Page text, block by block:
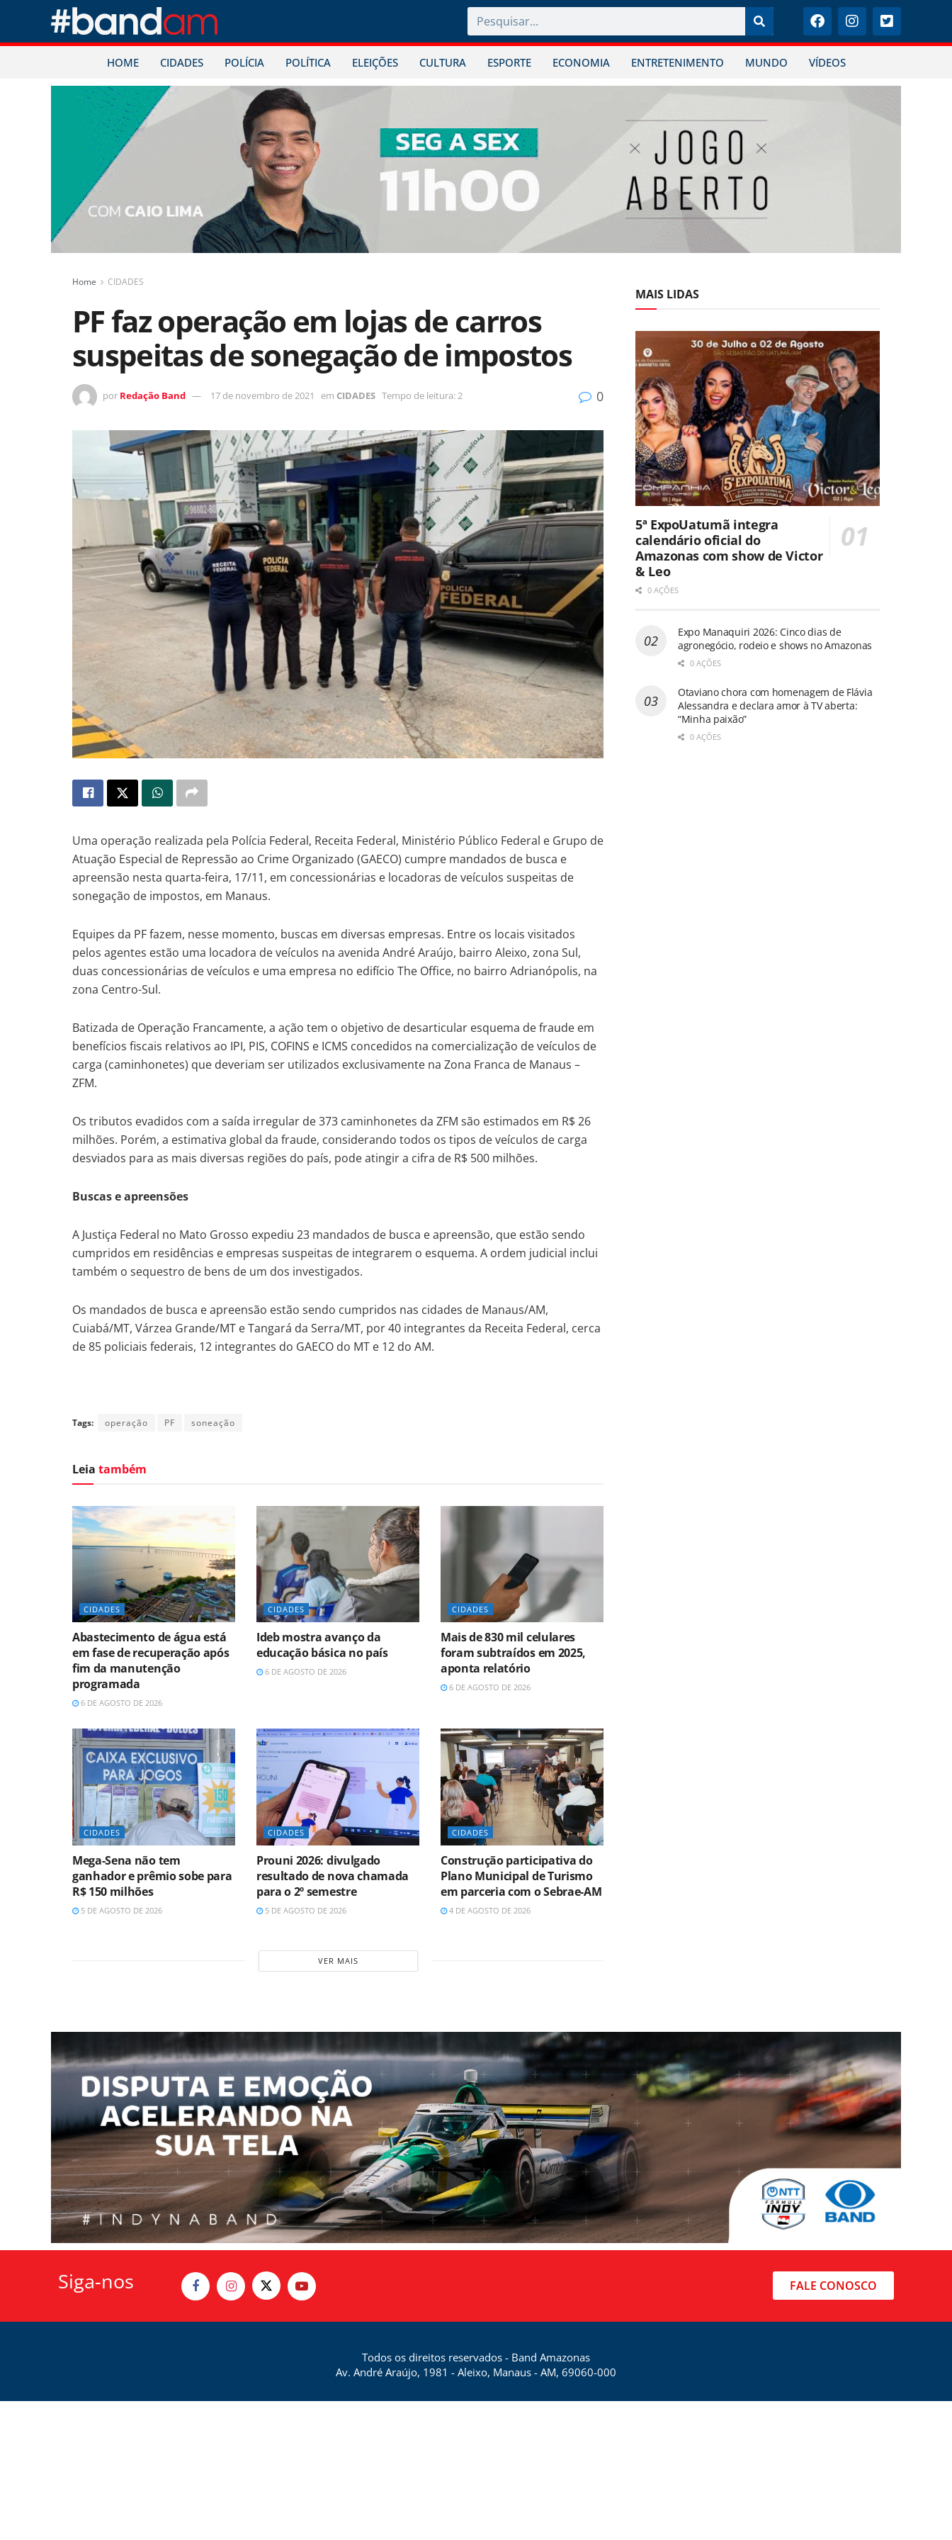
HOME CIDADES POLÍCIA POLÍTICA ELEIÇÕES CULTURA ESPORTE ECONOMIA ENTRETENIMENTO MUNDO VÍDEOS
Home CIDADES
PF faz operação em lojas de carros
suspeitas de sonegação de impostos
por Redação Band 17 de novembro de 2021 em CIDADES Tempo de leitura: 2 0
Uma operação realizada pela Polícia Federal, Receita Federal, Ministério Público Federal e Grupo de
Atuação Especial de Repressão ao Crime Organizado (GAECO) cumpre mandados de busca e
apreensão nesta quarta-feira, 17/11, em concessionárias e locadoras de veículos suspeitas de
sonegação de impostos, em Manaus.
Equipes da PF fazem, nesse momento, buscas em diversas empresas. Entre os locais visitados
pelos agentes estão uma locadora de veículos na avenida André Araújo, bairro Aleixo, zona Sul,
duas concessionárias de veículos e uma empresa no edifício The Office, no bairro Adrianópolis, na
zona Centro-Sul.
Batizada de Operação Francamente, a ação tem o objetivo de desarticular esquema de fraude em
benefícios fiscais relativos ao IPI, PIS, COFINS e ICMS concedidos na comercialização de veículos de
carga (caminhonetes) que deveriam ser utilizados exclusivamente na Zona Franca de Manaus –
ZFM.
Os tributos evadidos com a saída irregular de 373 caminhonetes da ZFM são estimados em R$ 26
milhões. Porém, a estimativa global da fraude, considerando todos os tipos de veículos de carga
desviados para as mais diversas regiões do país, pode atingir a cifra de R$ 500 milhões.
Buscas e apreensões
A Justiça Federal no Mato Grosso expediu 23 mandados de busca e apreensão, que estão sendo
cumpridos em residências e empresas suspeitas de integrarem o esquema. A ordem judicial inclui
também o sequestro de bens de um dos investigados.
Os mandados de busca e apreensão estão sendo cumpridos nas cidades de Manaus/AM,
Cuiabá/MT, Várzea Grande/MT e Tangará da Serra/MT, por 40 integrantes da Receita Federal, cerca
de 85 policiais federais, 12 integrantes do GAECO do MT e 12 do AM.
Tags: operação PF soneação
Leia também
CIDADES
Abastecimento de água está
em fase de recuperação após
fim da manutenção
programada
6 DE AGOSTO DE 2026
CIDADES
Ideb mostra avanço da
educação básica no país
6 DE AGOSTO DE 2026
CIDADES
Mais de 830 mil celulares
foram subtraídos em 2025,
aponta relatório
6 DE AGOSTO DE 2026
CIDADES
Mega-Sena não tem
ganhador e prêmio sobe para
R$ 150 milhões
5 DE AGOSTO DE 2026
CIDADES
Prouni 2026: divulgado
resultado de nova chamada
para o 2º semestre
5 DE AGOSTO DE 2026
CIDADES
Construção participativa do
Plano Municipal de Turismo
em parceria com o Sebrae-AM
4 DE AGOSTO DE 2026
VER MAIS
MAIS LIDAS
5ª ExpoUatumã integra
calendário oficial do
Amazonas com show de Victor
& Leo
0 AÇÕES
Expo Manaquiri 2026: Cinco dias de
agronegócio, rodeio e shows no Amazonas
0 AÇÕES
Otaviano chora com homenagem de Flávia
Alessandra e declara amor à TV aberta:
“Minha paixão”
0 AÇÕES
Siga-nos FALE CONOSCO
Todos os direitos reservados - Band Amazonas
Av. André Araújo, 1981 - Aleixo, Manaus - AM, 69060-000